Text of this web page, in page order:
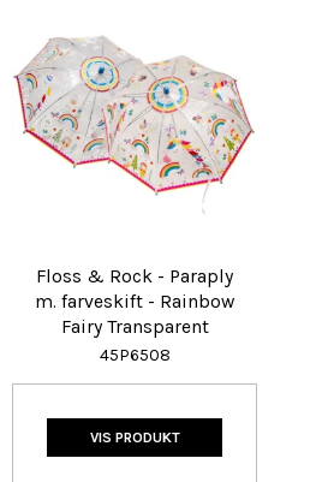
Floss & Rock - Paraply
m. farveskift - Rainbow
Fairy Transparent
45P6508
VIS PRODUKT